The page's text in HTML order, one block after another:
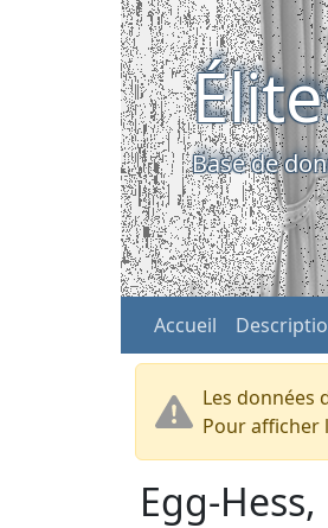
Base de
Accueil
Les données
Pour afficher
Egg-